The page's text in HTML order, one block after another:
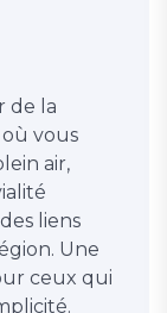
de la
vous
air,
liens
Une
ceux qui